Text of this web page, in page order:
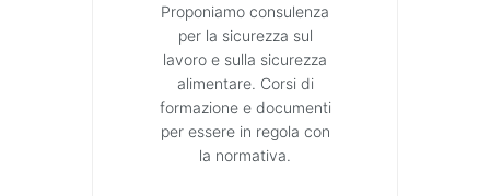
Proponiamo consulenza
per la sicurezza sul
lavoro e sulla sicurezza
alimentare. Corsi di
formazione e documenti
per essere in regola con
la normativa.